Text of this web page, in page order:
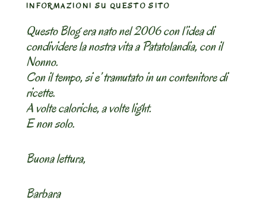
INFORMAZIONI SU QUESTO SITO
Questo Blog era nato nel 2006 con l’idea di
condividere la nostra vita a Patatolandia, con il
Nonno.
Con il tempo, si e’ tramutato in un contenitore di
ricette.
A volte caloriche, a volte light.
E non solo.
Buona lettura,
Barbara